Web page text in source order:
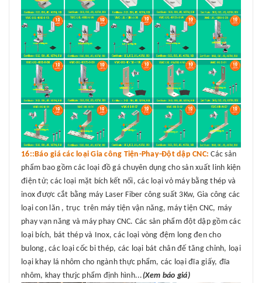
16::Báo giá các loại Gia công Tiện-Phay-Đột dập CNC: Các sản
phẩm bao gồm các loại đồ gá chuyên dụng cho sản xuất linh kiện
điện tử; các loại mặt bích kết nối, các loại vỏ máy bằng thép và
inox được cắt bằng máy Laser Fiber công suất 3Kw, Gia công các
loại con lăn , trục trên máy tiện vận năng, máy tiện CNC, máy
phay vạn năng và máy phay CNC. Các sản phẩm đột dập gồm các
loại bích, bát thép và Inox, các loại vòng đệm long đen cho
bulong, các loại cốc bi thép, các loại bát chân đế tăng chỉnh, loại
loại khay lá nhôm cho ngành thực phẩm, các loại đĩa giấy, đĩa
nhôm, khay thưjc phẩm định hình... (Xem báo giá)